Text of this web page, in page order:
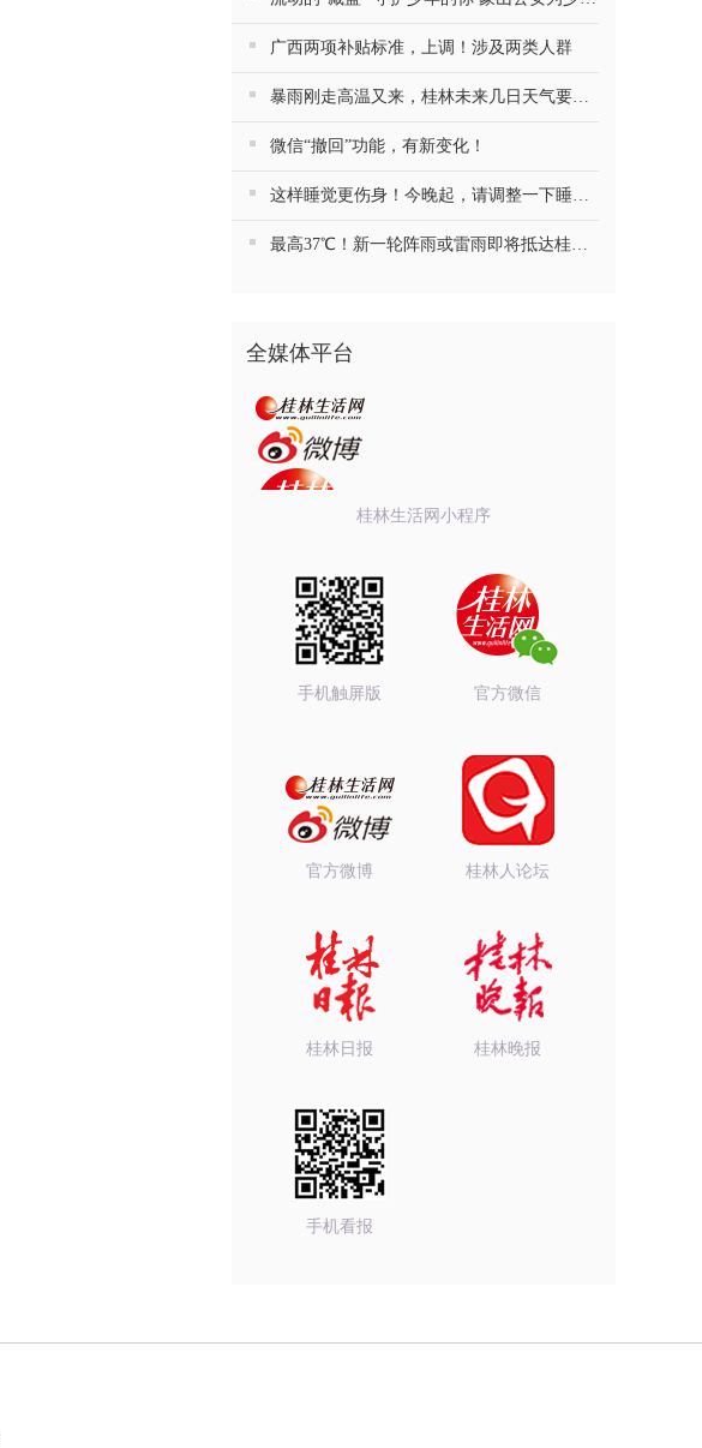
广西两项补贴标准，上调！涉及两类人群
暴雨刚走高温又来，桂林未来几日天气要注意防火……
微信“撤回”功能，有新变化！
这样睡觉更伤身！今晚起，请调整一下睡觉习惯
最高37℃！新一轮阵雨或雷雨即将抵达桂林！
全媒体平台
桂林生活网小程序
手机触屏版 官方微信
官方微博 桂林人论坛
桂林日报 桂林晚报
手机看报